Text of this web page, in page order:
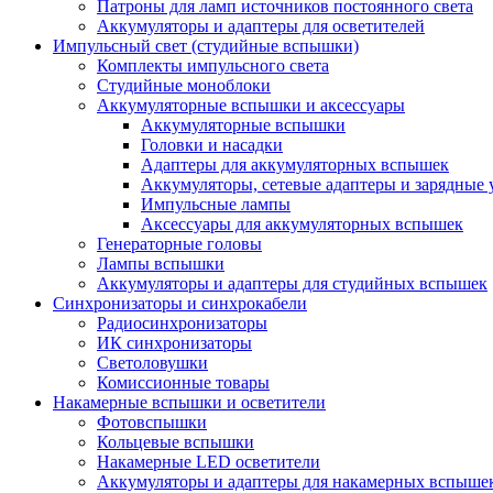
Патроны для ламп источников постоянного света
Аккумуляторы и адаптеры для осветителей
Импульсный свет (студийные вспышки)
Комплекты импульсного света
Студийные моноблоки
Аккумуляторные вспышки и аксессуары
Аккумуляторные вспышки
Головки и насадки
Адаптеры для аккумуляторных вспышек
Аккумуляторы, сетевые адаптеры и зарядные
Импульсные лампы
Аксессуары для аккумуляторных вспышек
Генераторные головы
Лампы вспышки
Аккумуляторы и адаптеры для студийных вспышек
Синхронизаторы и синхрокабели
Радиосинхронизаторы
ИК синхронизаторы
Светоловушки
Комиссионные товары
Накамерные вспышки и осветители
Фотовспышки
Кольцевые вспышки
Накамерные LED осветители
Аккумуляторы и адаптеры для накамерных